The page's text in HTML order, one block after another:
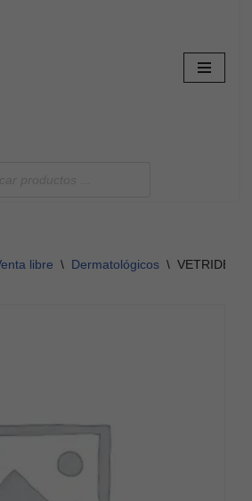
libre \ Dermatológicos \